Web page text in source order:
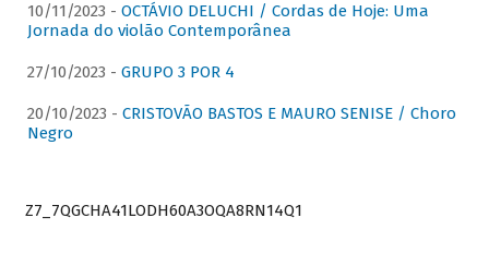
10/11/2023 - OCTÁVIO DELUCHI / Cordas de Hoje: Uma
Jornada do violão Contemporânea
27/10/2023 - GRUPO 3 POR 4
20/10/2023 - CRISTOVÃO BASTOS E MAURO SENISE / Choro
Negro
Z7_7QGCHA41LODH60A3OQA8RN14Q1